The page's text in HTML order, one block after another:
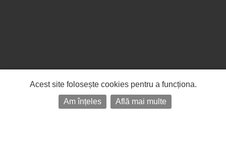
Acest site folosește cookies pentru a funcționa.
Am înțeles
Află mai multe